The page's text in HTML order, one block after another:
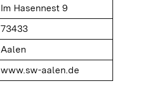
Im Hasennest 9
73433
Aalen
www.sw-aalen.de